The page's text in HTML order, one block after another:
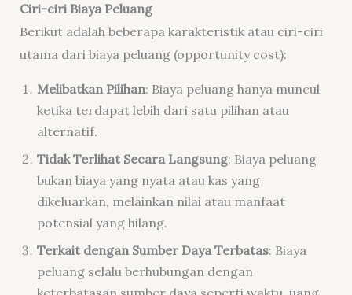
Ciri-ciri Biaya Peluang
Berikut adalah beberapa karakteristik atau ciri-ciri
utama dari biaya peluang (opportunity cost):
Melibatkan Pilihan: Biaya peluang hanya muncul
ketika terdapat lebih dari satu pilihan atau
alternatif.
Tidak Terlihat Secara Langsung: Biaya peluang
bukan biaya yang nyata atau kas yang
dikeluarkan, melainkan nilai atau manfaat
potensial yang hilang.
Terkait dengan Sumber Daya Terbatas: Biaya
peluang selalu berhubungan dengan